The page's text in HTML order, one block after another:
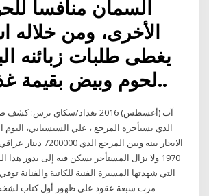
السمان منافسا
الأخرى، ومن خلاله
يغطى طلبات زبائنه
لحوم وبيض بقيمة غذائية عالية..
الذي يستأجره المرجع ، علي السيستاني، اليوم
الايجار بينه وبين
1970 ولا يزال المستأجر يسكن فيه إلى يدور
التي شهدتها المسيرة الفنية للكاتبة والفنانة
مرت سبعة عقود على ظهور أول كتاب